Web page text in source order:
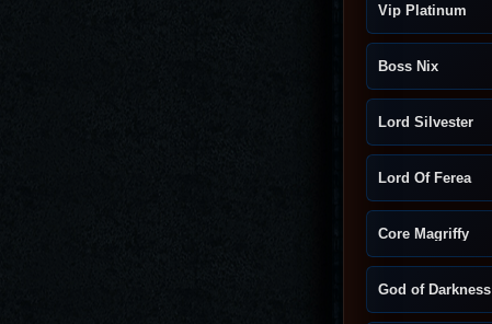
Vip Platinum
Boss Nix
Lord Silvester
Lord Of Ferea
Core Magriffy
God of Darkness